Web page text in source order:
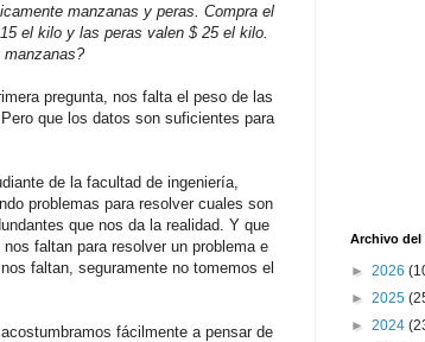
manzanas y peras. Compra el
el kilo y las peras valen $ 25 el kilo.
pregunta, nos falta el peso de las
que los datos son suficientes para
de la facultad de ingeniería,
problemas para resolver cuales son
que nos da la realidad. Y que
faltan para resolver un problema e
faltan, seguramente no tomemos el
fácilmente a pensar de
Archivo del
► 2026
► 2025
► 2024